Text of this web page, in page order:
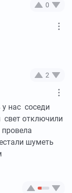
0
2
нас соседи
свет отключили
шуметь